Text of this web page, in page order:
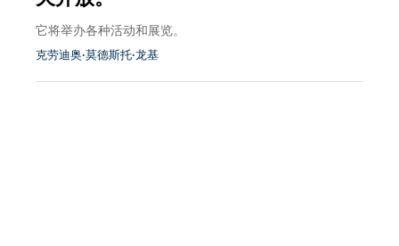
它将举办各种活动和展览。
克劳迪奥·莫德斯托·龙基